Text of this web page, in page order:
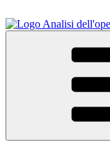
al
contenuto
ADO Analisi dell'opera
Osservare le opere